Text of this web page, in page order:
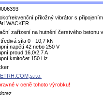
příložný vibrátor s
WACKER
zařízení na hutnění čerstvého betonu
síla 0 - 10,7 kN
napětí 42 nebo 250 V
proud 16,0/2,7 A
kmitočet 150 Hz
v ceně tohoto výrobku!